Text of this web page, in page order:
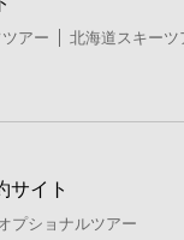
アー 北海道スキーツ
サイト
プショナルツアー